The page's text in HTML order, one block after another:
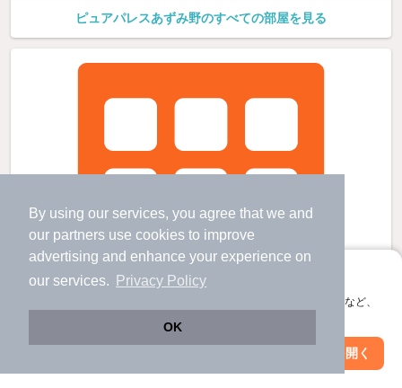
By using our services, you agree that we and
our partners use cookies to improve
advertising and enhance your experience on
our services.
Privacy Policy
OK
アプリに切り替えて、サクサクお部屋探し
会員登録なしですぐ使える。マップ検索やお気に入り保存など、
アプリを開く
ピュアパレスあずみ野のすべての部屋を見る
絞り込み条件を変更